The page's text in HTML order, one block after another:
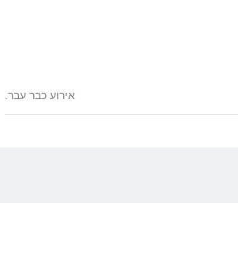
אירוע כבר עבר.